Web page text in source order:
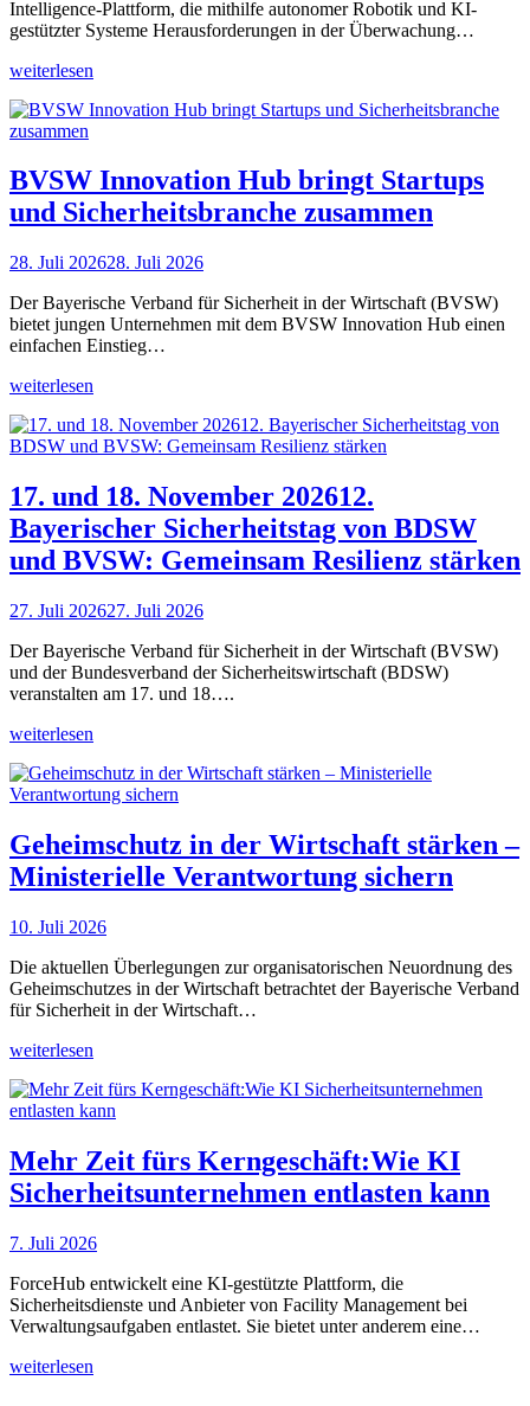
Intelligence-Plattform, die mithilfe autonomer Robotik und KI-
gestützter Systeme Herausforderungen in der Überwachung…
weiterlesen
BVSW Innovation Hub bringt Startups
und Sicherheitsbranche zusammen
28. Juli 202628. Juli 2026
Der Bayerische Verband für Sicherheit in der Wirtschaft (BVSW)
bietet jungen Unternehmen mit dem BVSW Innovation Hub einen
einfachen Einstieg…
weiterlesen
17. und 18. November 202612.
Bayerischer Sicherheitstag von BDSW
und BVSW: Gemeinsam Resilienz stärken
27. Juli 202627. Juli 2026
Der Bayerische Verband für Sicherheit in der Wirtschaft (BVSW)
und der Bundesverband der Sicherheitswirtschaft (BDSW)
veranstalten am 17. und 18….
weiterlesen
Geheimschutz in der Wirtschaft stärken –
Ministerielle Verantwortung sichern
10. Juli 2026
Die aktuellen Überlegungen zur organisatorischen Neuordnung des
Geheimschutzes in der Wirtschaft betrachtet der Bayerische Verband
für Sicherheit in der Wirtschaft…
weiterlesen
Mehr Zeit fürs Kerngeschäft:Wie KI
Sicherheitsunternehmen entlasten kann
7. Juli 2026
ForceHub entwickelt eine KI-gestützte Plattform, die
Sicherheitsdienste und Anbieter von Facility Management bei
Verwaltungsaufgaben entlastet. Sie bietet unter anderem eine…
weiterlesen